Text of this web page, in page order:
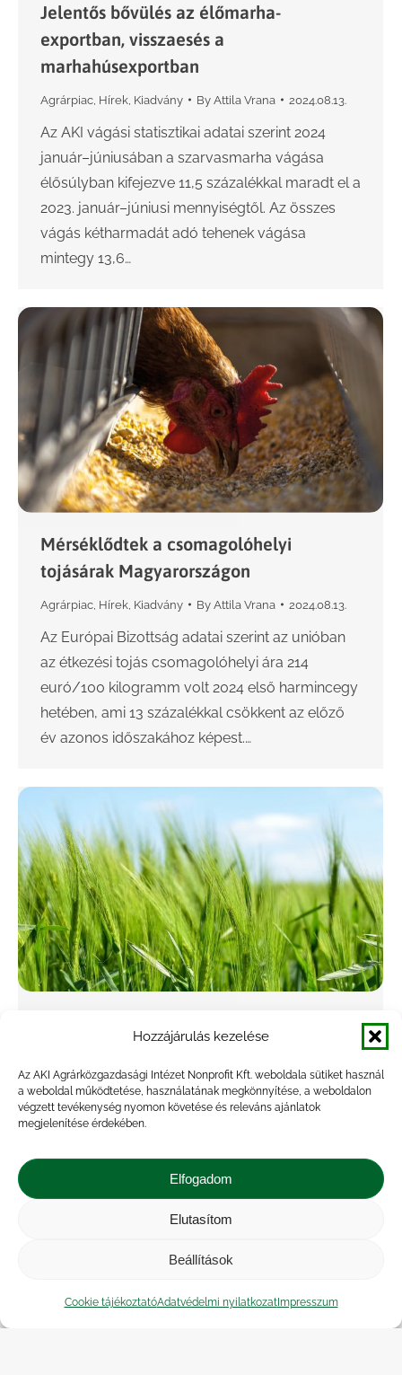
Hozzájárulás kezelése
Az AKI Agrárközgazdasági Intézet Nonprofit Kft. weboldala sütiket használ
a weboldal működtetése, használatának megkönnyítése, a weboldalon
végzett tevékenység nyomon követése és releváns ajánlatok
megjelenítése érdekében.
Elfogadom
Elutasítom
Beállítások
Cookie tájékoztatóAdatvédelmi nyilatkozatImpresszum
Jelentős bővülés az élőmarha-
exportban, visszaesés a
marhahúsexportban
Agrárpiac Hírek Kiadvány By Attila Vrana 2024.08.13.
Az AKI vágási statisztikai adatai szerint 2024
január–júniusában a szarvasmarha vágása
élősúlyban kifejezve 11,5 százalékkal maradt el a
2023. január–júniusi mennyiségtől. Az összes
vágás kétharmadát adó tehenek vágása
mintegy 13,6…
Mérséklődtek a csomagolóhelyi
tojásárak Magyarországon
Agrárpiac Hírek Kiadvány By Attila Vrana 2024.08.13.
Az Európai Bizottság adatai szerint az unióban
az étkezési tojás csomagolóhelyi ára 214
euró/100 kilogramm volt 2024 első harmincegy
hetében, ami 13 százalékkal csökkent az előző
év azonos időszakához képest.…
végén Magyarországon
Agrárpiac ,Hírek Kiadvány By Attila Vrana 2024.08.06.
A Nemzetközi Gabonatanács (IGC) júliusi
globális búzatermést jelez a 2024/2025.
gazdasági évre vonatkozóan. A várható